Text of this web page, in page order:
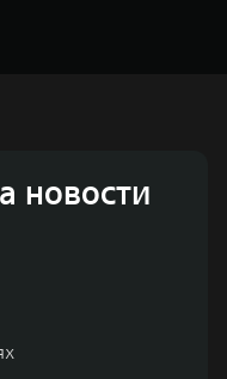
деятельности
продажу и
Значительная
и силовых
новости